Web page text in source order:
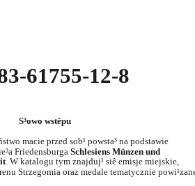
61755-12-8
S³owo wstêpu
macie przed sob¹ powsta³ na podstawie
Friedensburga Schlesiens Münzen und
. W katalogu tym znajduj¹ siê emisje miejskie,
Strzegomia oraz medale tematycznie